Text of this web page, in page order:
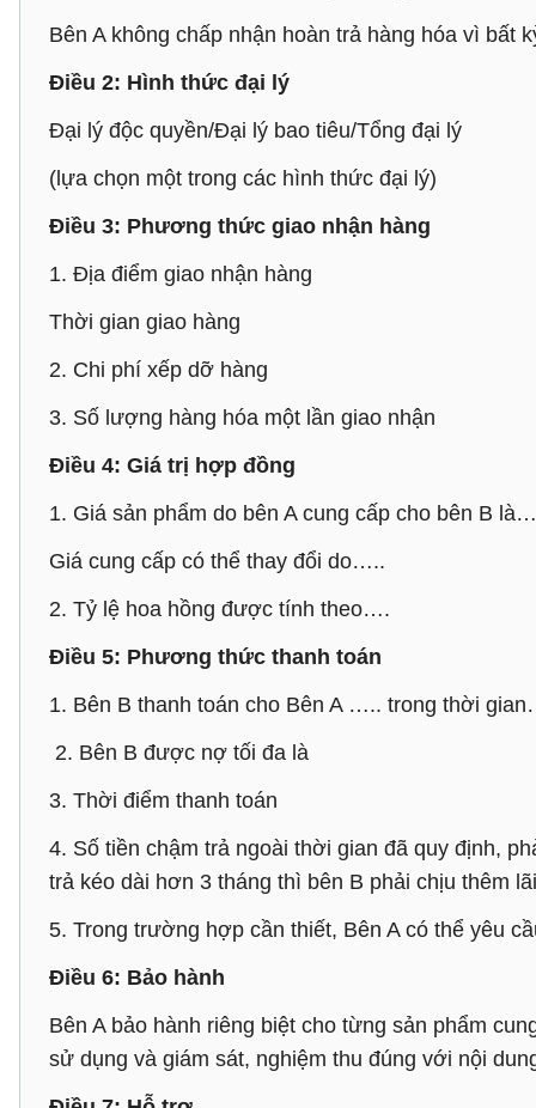
Bên A không chấp nhận hoàn trả hàng hóa vì
Điều 2: Hình thức đại lý
Đại lý độc quyền/Đại lý bao tiêu/Tổng đại lý
(lựa chọn một trong các hình thức đại lý)
Điều 3: Phương thức giao nhận hàng
1. Địa điểm giao nhận hàng
Thời gian giao hàng
2. Chi phí xếp dỡ hàng
3. Số lượng hàng hóa một lần giao nhận
Điều 4: Giá trị hợp đồng
1. Giá sản phẩm do bên A cung cấp cho bên B
Giá cung cấp có thể thay đổi do…..
2. Tỷ lệ hoa hồng được tính theo….
Điều 5: Phương thức thanh toán
1. Bên B thanh toán cho Bên A ….. trong thời
2. Bên B được nợ tối đa là
3. Thời điểm thanh toán
4. Số tiền chậm trả ngoài thời gian đã quy định,
trả kéo dài hơn 3 tháng thì bên B phải chịu thêm
5. Trong trường hợp cần thiết, Bên A có thể yêu
Điều 6: Bảo hành
Bên A bảo hành riêng biệt cho từng sản phẩm
sử dụng và giám sát, nghiệm thu đúng với nội